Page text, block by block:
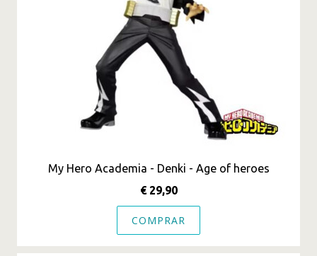
My Hero Academia - Denki - Age of heroes
€ 29,90
COMPRAR